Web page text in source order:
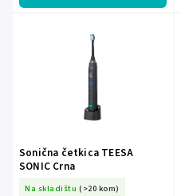
Sonična četkica TEESA
SONIC Crna
Na skladištu (>20 kom)